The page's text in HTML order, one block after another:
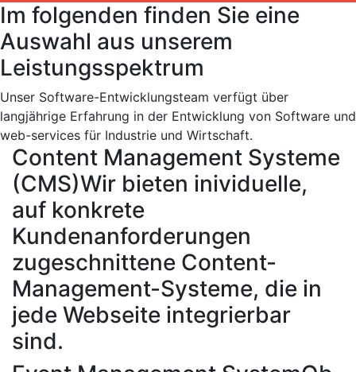
Im folgenden finden Sie eine
Auswahl aus unserem
Leistungsspektrum
Unser Software-Entwicklungsteam verfügt über
langjährige Erfahrung in der Entwicklung von Software und
web-services für Industrie und Wirtschaft.
Content Management Systeme
(CMS)Wir bieten inividuelle,
auf konkrete
Kundenanforderungen
zugeschnittene Content-
Management-Systeme, die in
jede Webseite integrierbar
sind.